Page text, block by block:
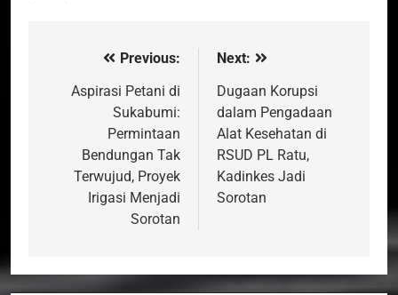
Navigasi
pos
Previous:
Aspirasi Petani di
Sukabumi:
Permintaan
Bendungan Tak
Terwujud, Proyek
Irigasi Menjadi
Sorotan
Next:
Dugaan Korupsi
dalam Pengadaan
Alat Kesehatan di
RSUD PL Ratu,
Kadinkes Jadi
Sorotan